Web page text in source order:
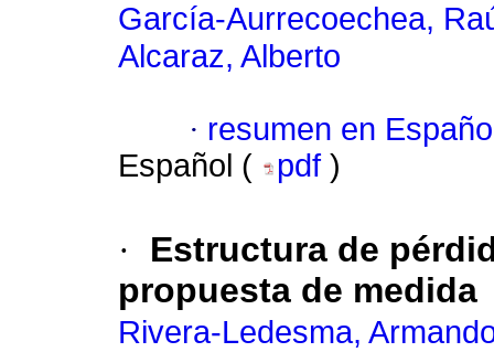
García-Aurrecoechea,
Alcaraz, Alberto
· resumen en
Español (
pdf )
·
Estructura de
propuesta de medida
Rivera-Ledesma,